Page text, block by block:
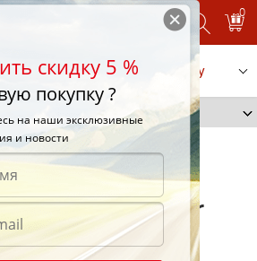
0
Заказать услугу
Matador
70 R16 107T
скидку 5 %
покупку ?
на наши эксклюзивные
и новости